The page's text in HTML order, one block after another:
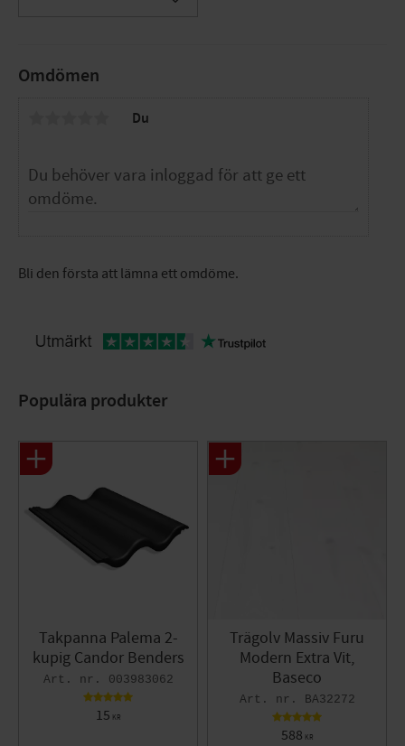
Omdömen
Du
Bli den första att lämna ett omdöme.
Populära produkter
Takpanna Palema 2-
kupig Candor Benders
003983062
15 KR
Trägolv Massiv Furu
Modern Extra Vit,
Baseco
BA32272
588 KR